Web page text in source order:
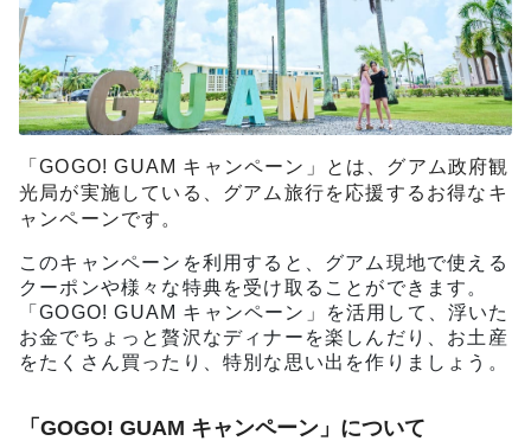
「GOGO! GUAM キャンペーン」とは、グアム政府観
光局が実施している、グアム旅行を応援するお得なキ
ャンペーンです。
このキャンペーンを利用すると、グアム現地で使える
クーポンや様々な特典を受け取ることができます。
「GOGO! GUAM キャンペーン」を活用して、浮いた
お金でちょっと贅沢なディナーを楽しんだり、お土産
をたくさん買ったり、特別な思い出を作りましょう。
「GOGO! GUAM キャンペーン」について